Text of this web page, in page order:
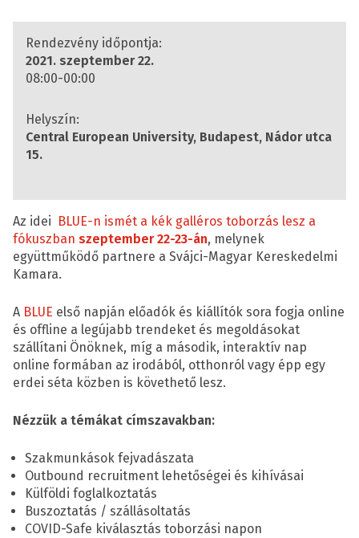
Rendezvény időpontja:
2021. szeptember 22.
08:00-00:00
Helyszín:
Central European University, Budapest, Nádor utca
15.
Az idei
BLUE-n ismét a kék galléros toborzás lesz a
fókuszban szeptember 22-23-án, melynek
együttműködő partnere a Svájci-Magyar Kereskedelmi
Kamara.
A BLUE első napján előadók és kiállítók sora fogja online
és offline a legújabb trendeket és megoldásokat
szállítani Önöknek, míg a második, interaktív nap
online formában az irodából, otthonról vagy épp egy
erdei séta közben is követhető lesz.
Nézzük a témákat címszavakban:
Szakmunkások fejvadászata
Outbound recruitment lehetőségei és kihívásai
Külföldi foglalkoztatás
Buszoztatás / szállásoltatás
COVID-Safe kiválasztás toborzási napon